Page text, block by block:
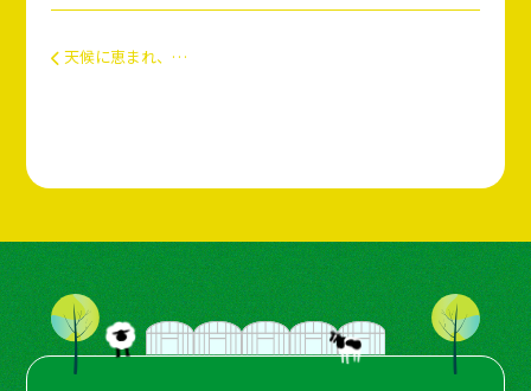
投稿ナビゲーション
天候に恵まれ、生育は順調です！！